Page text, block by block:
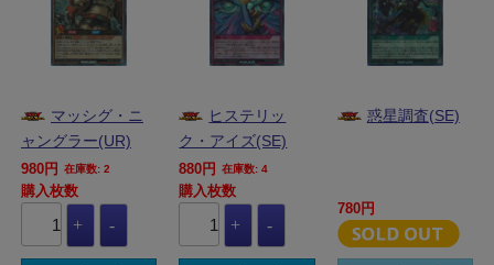
マッシグ・ニ
ャングラー(UR)
980円 在庫数: 2
購入枚数
ヒステリッ
ク・アイズ(SE)
880円 在庫数: 4
購入枚数
惑星調査(SE)
780円